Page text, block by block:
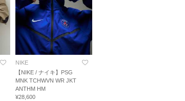
NIKE
【NIKE / ナイキ】PSG
MNK TCHWVN WR JKT
ANTHM HM
¥28,600